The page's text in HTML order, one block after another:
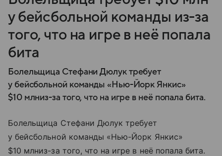
у бейсбольной команды из-за
того, что на игре в неё попала
бита
Болельщица Стефани Дюлук требует
у бейсбольной команды «Нью-Йорк Янкис»
$10 млниз-за того, что на игре в неё попала бита.
Болельщица Стефани Дюлук требует
у бейсбольной команды «Нью-Йорк Янкис»
$10 млниз-за того, что на игре в неё попала бита.